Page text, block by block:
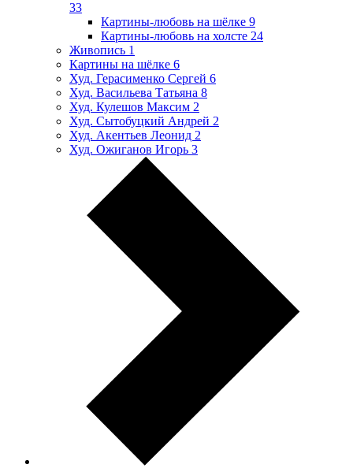
33
Картины-любовь на шёлке 9
Картины-любовь на холсте 24
Живопись 1
Картины на шёлке 6
Худ. Герасименко Сергей 6
Худ. Васильева Татьяна 8
Худ. Кулешов Максим 2
Худ. Сытобуцкий Андрей 2
Худ. Акентьев Леонид 2
Худ. Ожиганов Игорь 3